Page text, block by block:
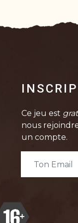
Ce jeu est
nous
un compte.